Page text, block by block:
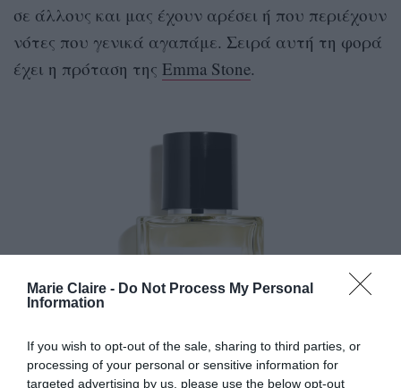
Marie Claire - Do Not Process My Personal
Information
If you wish to opt-out of the sale, sharing to third parties, or
processing of your personal or sensitive information for
targeted advertising by us, please use the below opt-out
σε άλλους και μας έχουν αρέσει ή που περιέχουν
νότες που γενικά αγαπάμε. Σειρά αυτή τη φορά
έχει η πρόταση της Emma Stone.